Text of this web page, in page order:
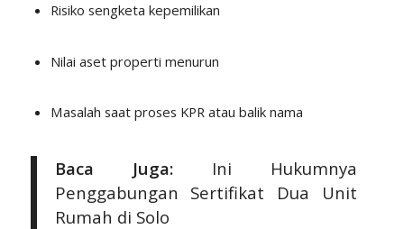
Risiko sengketa kepemilikan
Nilai aset properti menurun
Masalah saat proses KPR atau balik nama
Baca Juga: Ini Hukumnya
Penggabungan Sertifikat Dua Unit
Rumah di Solo